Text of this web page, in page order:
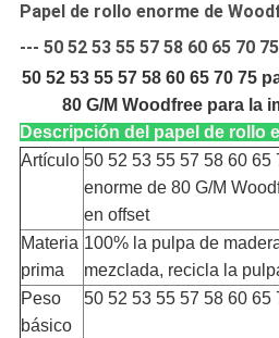
Papel de rollo enorme de
--- 50 52 53 55 57 58 60 65 70
50 52 53 55 57 58 60 65 70 75
80 G/M Woodfree para la
Descripción del papel de rollo
Artículo 50 52 53 55 57 58 60 65
enorme de 80 G/M
en offset
Materia
prima
100% la pulpa de
mezclada, recicla la
Peso
básico
50 52 53 55 57 58 60 65